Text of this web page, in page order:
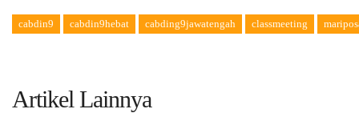
cabdin9 cabdin9hebat cabding9jawatengah classmeeting
Artikel Lainnya